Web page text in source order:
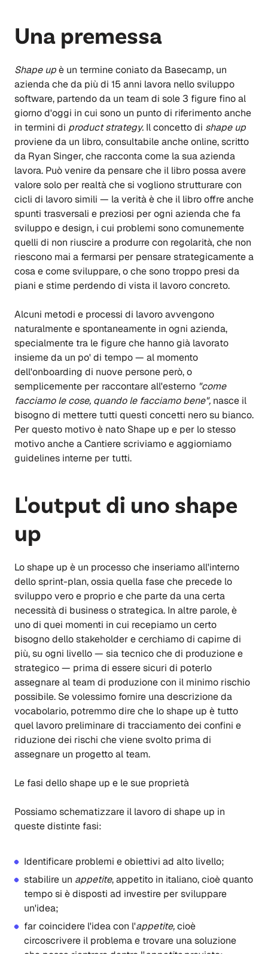
Una premessa
Shape upè un termine coniato da Basecamp, un
azienda che da più di 15 anni lavora nello sviluppo
software, partendo da un team di sole 3 figure fino al
giorno d'oggi in cui sono un punto di riferimento anche
in termini di product strategy. Il concetto di shape up
proviene da un libro, consultabile anche online, scritto
da Ryan Singer, che racconta come la sua azienda
lavora. Può venire da pensare che il libro possa avere
valore solo per realtà che si vogliono strutturare con
cicli di lavoro simili — la verità è che il libro offre anche
spunti trasversali e preziosi per ogni azienda che fa
sviluppo e design, i cui problemi sono comunemente
quelli di non riuscire a produrre con regolarità, che non
riescono mai a fermarsi per pensare strategicamente a
cosa e come sviluppare, o che sono troppo presi da
piani e stime perdendo di vista il lavoro concreto.
Alcuni metodi e processi di lavoro avvengono
naturalmente e spontaneamente in ogni azienda,
specialmente tra le figure che hanno già lavorato
insieme da un po' di tempo — al momento
dell'onboarding di nuove persone però, o
semplicemente per raccontare all'esterno "come
facciamo le cose, quando le facciamo bene", nasce il
bisogno di mettere tutti questi concetti nero su bianco.
Per questo motivo è nato Shape up e per lo stesso
motivo anche a Cantiere scriviamo e aggiorniamo
guidelines interne per tutti.
L'output di uno shape
up
Lo shape up è un processo che inseriamo all'interno
dello sprint-plan, ossia quella fase che precede lo
sviluppo vero e proprio e che parte da una certa
necessità di business o strategica. In altre parole, è
uno di quei momenti in cui recepiamo un certo
bisogno dello stakeholder e cerchiamo di capirne di
più, su ogni livello — sia tecnico che di produzione e
strategico — prima di essere sicuri di poterlo
assegnare al team di produzione con il minimo rischio
possibile. Se volessimo fornire una descrizione da
vocabolario, potremmo dire che lo shape up è tutto
quel lavoro preliminare di tracciamento dei confini e
riduzione dei rischi che viene svolto prima di
assegnare un progetto al team.
Le fasi dello shape up e le sue proprietà
Possiamo schematizzare il lavoro di shape up in
queste distinte fasi:
Identificare problemi e obiettivi ad alto livello;
stabilire un appetite, appetito in italiano, cioè quanto
tempo si è disposti ad investire per sviluppare
un'idea;
far coincidere l'idea con l'appetite,cioè
circoscrivere il problema e trovare una soluzione